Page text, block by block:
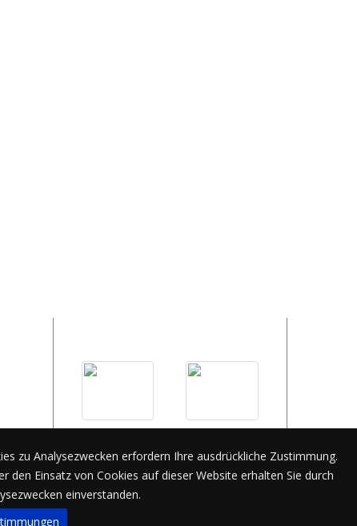
zu Analysezwecken erfordern Ihre ausdrückliche Zustimmung.
Einsatz von Cookies auf dieser Website erhalten Sie durch
einverstanden.
Das war unser Stiftungsfest 2026!